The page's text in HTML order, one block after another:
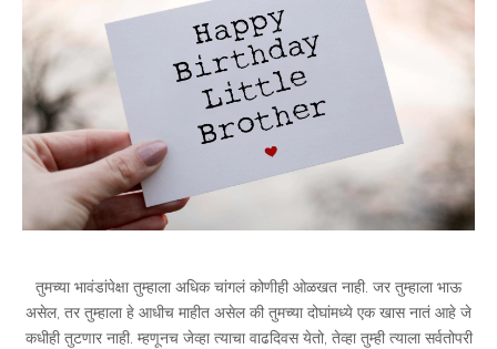
तुमच्या भावंडांपेक्षा तुम्हाला अधिक चांगलं कोणीही ओळखत नाही. जर तुम्हाला भाऊ
असेल, तर तुम्हाला हे आधीच माहीत असेल की तुमच्या दोघांमध्ये एक खास नातं आहे जे
कधीही तुटणार नाही. म्हणूनच जेव्हा त्याचा वाढदिवस येतो, तेव्हा तुम्ही त्याला सर्वतोपरी